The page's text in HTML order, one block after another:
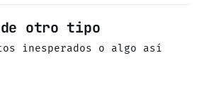
de otro tipo
inesperados o algo así